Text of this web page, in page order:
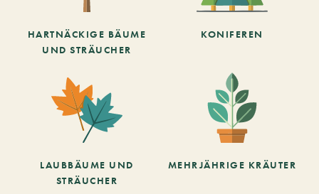
HARTNÄCKIGE BÄUME
UND STRÄUCHER
KONIFEREN
LAUBBÄUME UND
STRÄUCHER
MEHRJÄHRIGE KRÄUTER